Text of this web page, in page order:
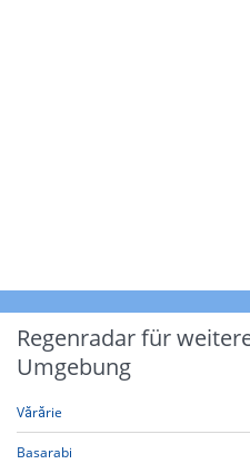
Regenradar für
Umgebung
Vărărie
Basarabi